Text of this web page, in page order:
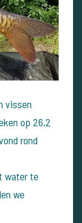
vissen
op 26,2
rond
water te
we